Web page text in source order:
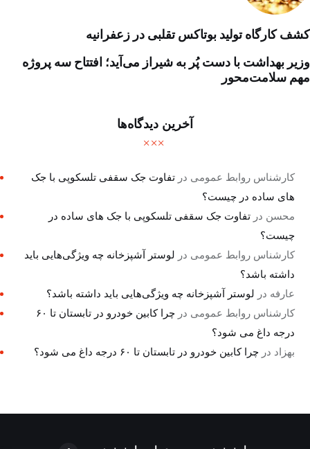
کشف کارگاه تولید بوتاکس تقلبی در زعفرانیه
وزیر بهداشت با دست پُر به شیراز می‌آید؛ افتتاح سه پروژه
مهم سلامت‌محور
آخرین دیدگاه‌ها
کارشناس روابط عمومی درتفاوت جک سقفی تلسکوپی با جک
های ساده در چیست؟
محسن درتفاوت جک سقفی تلسکوپی با جک های ساده در
چیست؟
کارشناس روابط عمومی در لوستر آشپزخانه چه ویژگی‌هایی باید
داشته باشد؟
عارفه در لوستر آشپزخانه چه ویژگی‌هایی باید داشته باشد؟
کارشناس روابط عمومی در
چرا کابین خودرو در تابستان تا ۶۰
درجه داغ می شود؟
بهزاد درچرا کابین خودرو در تابستان تا ۶۰ درجه داغ می شود؟